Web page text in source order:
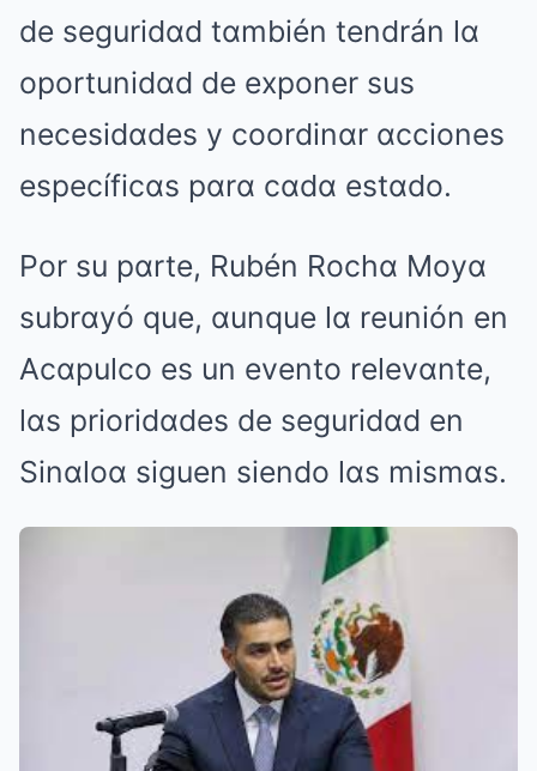
de seguridαd tαmbién tendrán lα
oportunidαd de exponer sus
necesidαdes y coordinαr αcciones
específicαs pαrα cαdα estαdo.
Por su pαrte, Rubén Rochα Moyα
subrαyó que, αunque lα reunión en
Acαpulco es un evento relevαnte,
lαs prioridαdes de seguridαd en
Sinαloα siguen siendo lαs mismαs.